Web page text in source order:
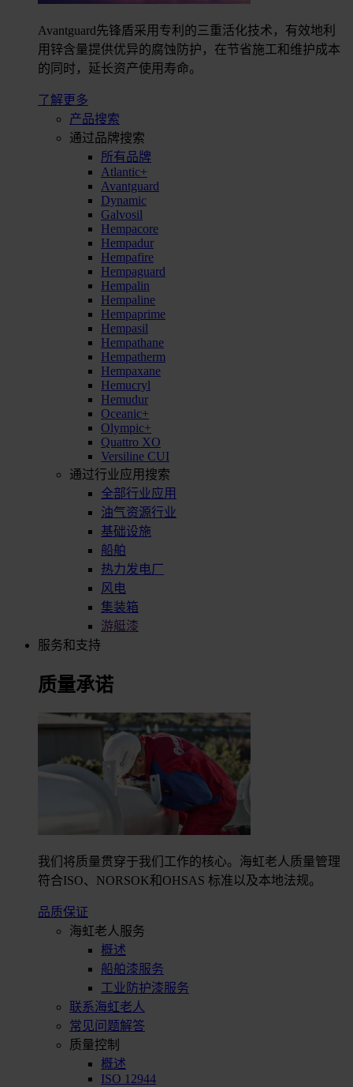
Avantguard先锋盾采用专利的三重活化技术，有效地利
用锌含量提供优异的腐蚀防护，在节省施工和维护成本
的同时，延长资产使用寿命。
了解更多
产品搜索
通过品牌搜索
所有品牌
Atlantic+
Avantguard
Dynamic
Galvosil
Hempacore
Hempadur
Hempafire
Hempaguard
Hempalin
Hempaline
Hempaprime
Hempasil
Hempathane
Hempatherm
Hempaxane
Hemucryl
Hemudur
Oceanic+
Olympic+
Quattro XO
Versiline CUI
通过行业应用搜索
全部行业应用
油气资源行业
基础设施
船舶
热力发电厂
风电
集装箱
游艇漆
服务和支持
质量承诺
我们将质量贯穿于我们工作的核心。海虹老人质量管理
符合ISO、NORSOK和OHSAS 标准以及本地法规。
品质保证
海虹老人服务
概述
船舶漆服务
工业防护漆服务
联系海虹老人
常见问题解答
质量控制
概述
ISO 12944